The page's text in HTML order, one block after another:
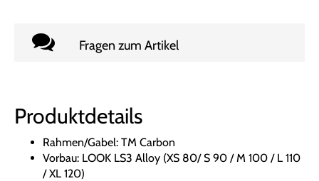
Fragen zum Artikel
Produktdetails
Rahmen/Gabel: TM Carbon
Vorbau: LOOK LS3 Alloy (XS 80/ S 90 / M 100 / L 110
/ XL 120)